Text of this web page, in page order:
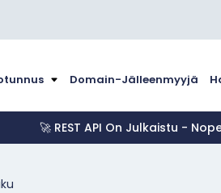
Domain-Jälleenmyyjä
🚀 REST API On Julkaistu -